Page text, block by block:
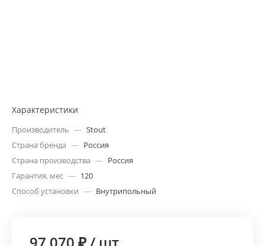
Характеристики
Производитель — Stout
Страна бренда — Россия
Страна производства — Россия
Гарантия, мес — 120
Способ установки — Внутрипольный